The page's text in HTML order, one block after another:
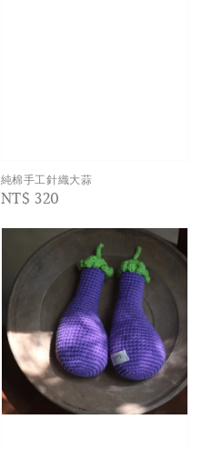
純棉手工針織大蒜
Regular
NT$ 320